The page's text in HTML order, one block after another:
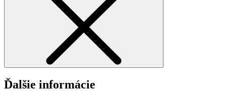
Ďalšie informácie